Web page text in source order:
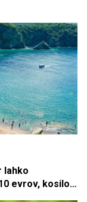
lahko
evrov, kosilo